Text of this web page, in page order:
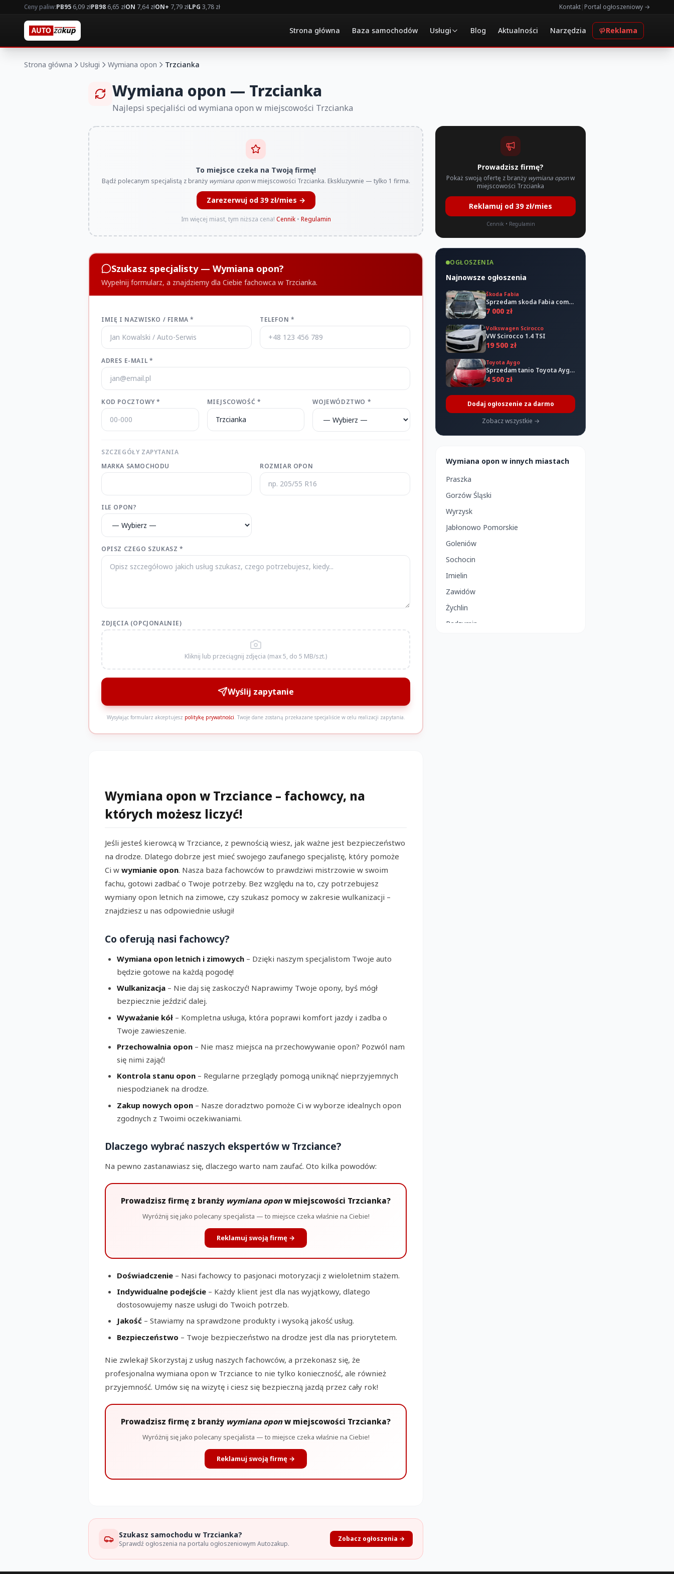
Ceny paliw:PB95 6,09 złPB98 6,65 złON 7,64 złON+ 7,79 złLPG 3,78 zł Kontakt| Portal ogłoszeniowy →
Strona główna Baza samochodów Usługi Blog Aktualności Narzędzia Reklama
Strona główna Usługi Wymiana opon Trzcianka
Wymiana opon — Trzcianka
Najlepsi specjaliści od wymiana opon w miejscowości Trzcianka
To miejsce czeka na Twoją firmę!
Bądź polecanym specjalistą z branży wymiana oponw miejscowości Trzcianka. Ekskluzywnie — tylko 1 firma.
Zarezerwuj od 39 zł/mies →
Im więcej miast, tym niższa cena! Cennik• Regulamin
Szukasz specjalisty — Wymiana opon?
Wypełnij formularz, a znajdziemy dla Ciebie fachowca w Trzcianka.
IMIĘ I NAZWISKO / FIRMA * TELEFON *
ADRES E-MAIL *
KOD POCZTOWY * MIEJSCOWOŚĆ * WOJEWÓDZTWO *
SZCZEGÓŁY ZAPYTANIA
MARKA SAMOCHODU
ROZMIAR OPON
ILE OPON?
OPISZ CZEGO SZUKASZ *
ZDJĘCIA (OPCJONALNIE)
Kliknij lub przeciągnij zdjęcia (max 5, do 5 MB/szt.)
Wyślij zapytanie
Wysyłając formularz akceptujesz politykę prywatności. Twoje dane zostaną przekazane specjaliście w celu realizacji zapytania.
Wymiana opon w Trzciance – fachowcy, na
których możesz liczyć!
Jeśli jesteś kierowcą w Trzciance, z pewnością wiesz, jak ważne jest bezpieczeństwo
na drodze. Dlatego dobrze jest mieć swojego zaufanego specjalistę, który pomoże
Ci w wymianie opon. Nasza baza fachowców to prawdziwi mistrzowie w swoim
fachu, gotowi zadbać o Twoje potrzeby. Bez względu na to, czy potrzebujesz
wymiany opon letnich na zimowe, czy szukasz pomocy w zakresie wulkanizacji –
znajdziesz u nas odpowiednie usługi!
Co oferują nasi fachowcy?
Wymiana opon letnich i zimowych – Dzięki naszym specjalistom Twoje auto
będzie gotowe na każdą pogodę!
Wulkanizacja – Nie daj się zaskoczyć! Naprawimy Twoje opony, byś mógł
bezpiecznie jeździć dalej.
Wyważanie kół – Kompletna usługa, która poprawi komfort jazdy i zadba o
Twoje zawieszenie.
Przechowalnia opon – Nie masz miejsca na przechowywanie opon? Pozwól nam
się nimi zająć!
Kontrola stanu opon – Regularne przeglądy pomogą uniknąć nieprzyjemnych
niespodzianek na drodze.
Zakup nowych opon – Nasze doradztwo pomoże Ci w wyborze idealnych opon
zgodnych z Twoimi oczekiwaniami.
Dlaczego wybrać naszych ekspertów w Trzciance?
Na pewno zastanawiasz się, dlaczego warto nam zaufać. Oto kilka powodów:
Prowadzisz firmę z branży wymiana oponw miejscowości Trzcianka?
Wyróżnij się jako polecany specjalista — to miejsce czeka właśnie na Ciebie!
Reklamuj swoją firmę →
Doświadczenie – Nasi fachowcy to pasjonaci motoryzacji z wieloletnim stażem.
Indywidualne podejście – Każdy klient jest dla nas wyjątkowy, dlatego
dostosowujemy nasze usługi do Twoich potrzeb.
Jakość – Stawiamy na sprawdzone produkty i wysoką jakość usług.
Bezpieczeństwo – Twoje bezpieczeństwo na drodze jest dla nas priorytetem.
Nie zwlekaj! Skorzystaj z usług naszych fachowców, a przekonasz się, że
profesjonalna wymiana opon w Trzciance to nie tylko konieczność, ale również
przyjemność. Umów się na wizytę i ciesz się bezpieczną jazdą przez cały rok!
Prowadzisz firmę z branży wymiana oponw miejscowości Trzcianka?
Wyróżnij się jako polecany specjalista — to miejsce czeka właśnie na Ciebie!
Reklamuj swoją firmę →
Szukasz samochodu w Trzcianka?
Sprawdź ogłoszenia na portalu ogłoszeniowym Autozakup.
Zobacz ogłoszenia →
Prowadzisz firmę?
Pokaż swoją ofertę z branży wymiana oponw
miejscowości Trzcianka
Reklamuj od 39 zł/mies
Cennik • Regulamin
OGŁOSZENIA
Najnowsze ogłoszenia
Škoda Fabia
Sprzedam skoda Fabia combi 2011
7 000 zł
Volkswagen Scirocco
VW Scirocco 1.4 TSI
19 500 zł
Toyota Aygo
Sprzedam tanio Toyota Aygo 2006
4 500 zł
Dodaj ogłoszenie za darmo
Zobacz wszystkie →
Wymiana opon w innych miastach
Praszka
Gorzów Śląski
Wyrzysk
Jabłonowo Pomorskie
Goleniów
Sochocin
Imielin
Zawidów
Żychlin
Radzymin